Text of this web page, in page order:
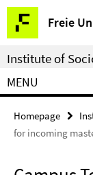
Springe
direkt
zu
Inhalt
Freie
Service
Navigation
Institute of
MENU
Homepage
for incoming